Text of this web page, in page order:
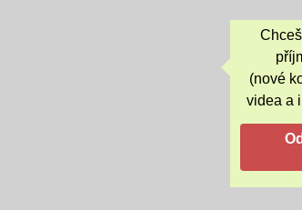
(nové
videa a